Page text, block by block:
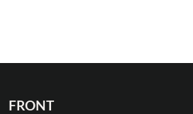
FRONT